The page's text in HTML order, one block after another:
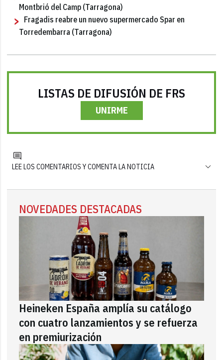
Montbrió del Camp (Tarragona)
Fragadis reabre un nuevo supermercado Spar en
Torredembarra (Tarragona)
LISTAS DE DIFUSIÓN DE FRS
UNIRME
LEE LOS COMENTARIOS Y COMENTA LA NOTICIA
NOVEDADES DESTACADAS
Heineken España amplía su catálogo
con cuatro lanzamientos y se refuerza
en premiurización